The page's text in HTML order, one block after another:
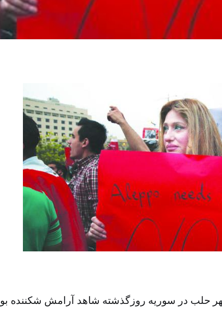
شهر حلب در سوریه روزگذشته شاهد آرامش شکننده